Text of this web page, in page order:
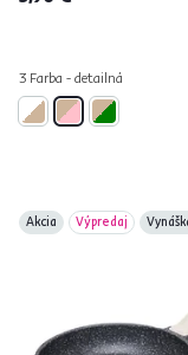
3 Farba - detailná
Akcia Výpredaj